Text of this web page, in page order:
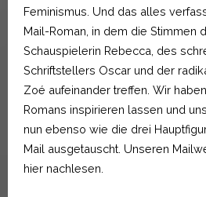
Feminismus. Und das alles
Mail-Roman, in dem die Stimmen
Schauspielerin Rebecca, des
Schriftstellers Oscar und der
Zoé aufeinander treffen. Wir
Romans inspirieren lassen und
nun ebenso wie die drei
Mail ausgetauscht. Unseren
hier nachlesen.